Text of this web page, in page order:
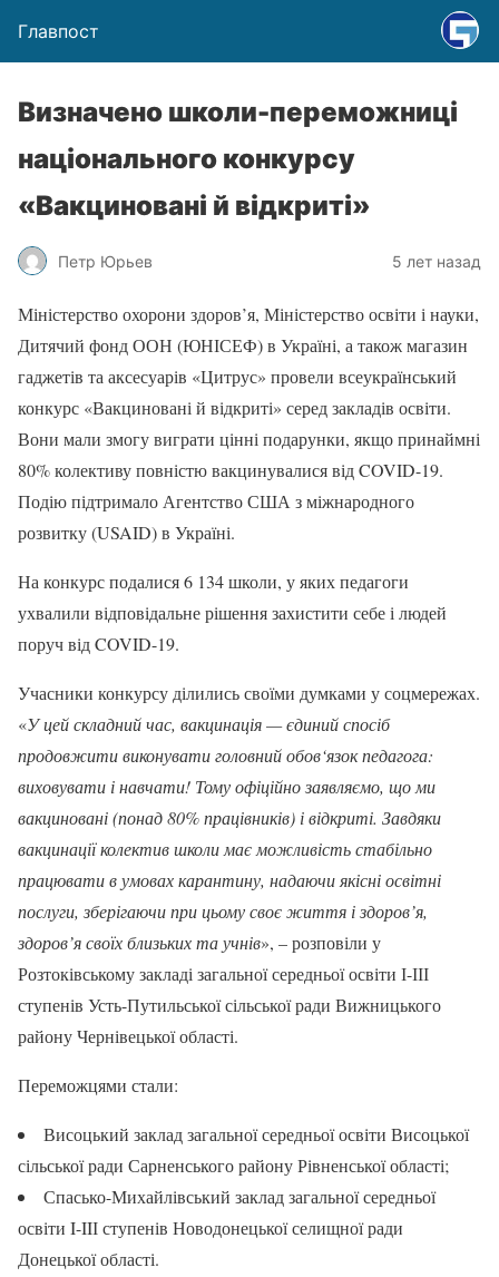
Главпост
Визначено школи-переможниці
національного конкурсу
«Вакциновані й відкриті»
Петр Юрьев 5 лет назад
Міністерство охорони здоров’я, Міністерство освіти і науки,
Дитячий фонд ООН (ЮНІСЕФ) в Україні, а також магазин
гаджетів та аксесуарів «Цитрус» провели всеукраїнський
конкурс «Вакциновані й відкриті» серед закладів освіти.
Вони мали змогу виграти цінні подарунки, якщо принаймні
80% колективу повністю вакцинувалися від COVID-19.
Подію підтримало Агентство США з міжнародного
розвитку (USAID) в Україні.
На конкурс подалися 6 134 школи, у яких педагоги
ухвалили відповідальне рішення захистити себе і людей
поруч від COVID-19.
Учасники конкурсу ділились своїми думками у соцмережах.
«У цей складний час, вакцинація — єдиний спосіб
продовжити виконувати головний обов‘язок педагога:
виховувати і навчати! Тому офіційно заявляємо, що ми
вакциновані (понад 80% працівників) і відкриті. Завдяки
вакцинації колектив школи має можливість стабільно
працювати в умовах карантину, надаючи якісні освітні
послуги, зберігаючи при цьому своє життя і здоров’я,
здоров’я своїх близьких та учнів», – розповіли у
Розтоківському закладі загальної середньої освіти І-ІІІ
ступенів Усть-Путильської сільської ради Вижницького
району Чернівецької області.
Переможцями стали:
Висоцький заклад загальної середньої освіти Висоцької
сільської ради Сарненського району Рівненської області;
Спасько-Михайлівський заклад загальної середньої
освіти I-IIІ ступенів Новодонецької селищної ради
Донецької області.